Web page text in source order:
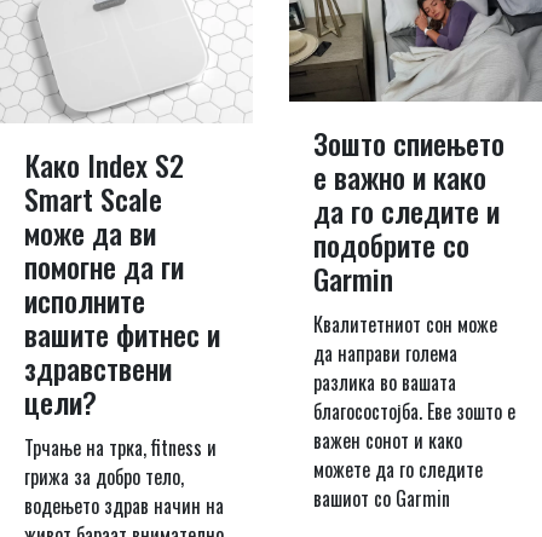
Како Index S2
Smart Scale
може да ви
помогне да ги
исполните
вашите фитнес и
здравствени
цели?
Трчање на трка, fitness и
грижа за добро тело,
водењето здрав начин на
Зошто спиењето
е важно и како
да го следите и
подобрите со
Garmin
Квалитетниот сон може
да направи голема
разлика во вашата
благосостојба. Еве зошто е
важен сонот и како
можете да го следите
вашиот со Garmin